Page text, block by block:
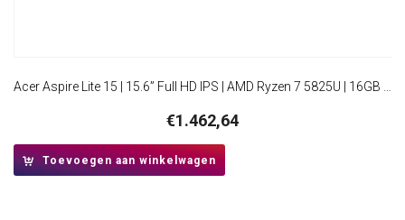
€1.462,64
Toevoegen aan winkelwagen